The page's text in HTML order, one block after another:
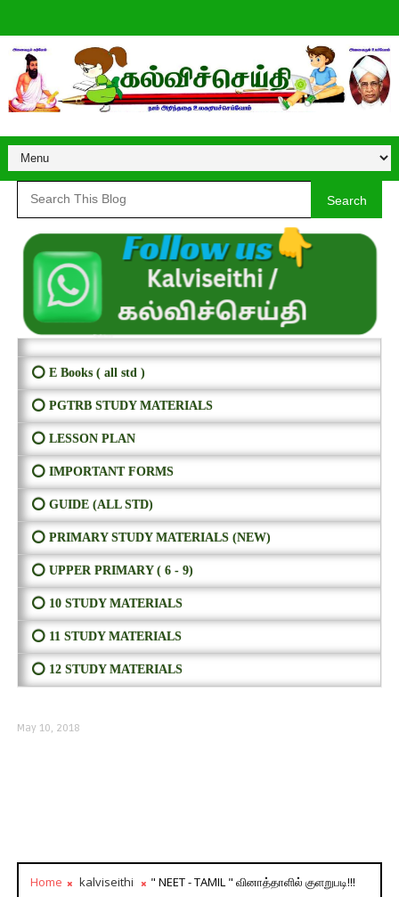
Search
⭕ E Books ( all std )
⭕ PGTRB STUDY MATERIALS
⭕ LESSON PLAN
⭕ IMPORTANT FORMS
⭕ GUIDE (ALL STD)
⭕ PRIMARY STUDY MATERIALS (NEW)
⭕ UPPER PRIMARY ( 6 - 9)
⭕ 10 STUDY MATERIALS
⭕ 11 STUDY MATERIALS
⭕ 12 STUDY MATERIALS
May 10, 2018
Home kalviseithi " NEET - TAMIL " வினாத்தாளில் குளறுபடி!!!